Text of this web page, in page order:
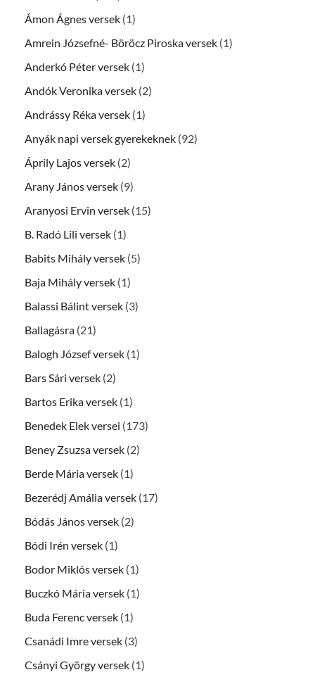
Ámon Ágnes versek (1)
Amrein Józsefné- Böröcz Piroska versek (1)
Anderkó Péter versek (1)
Andók Veronika versek (2)
Andrássy Réka versek (1)
Anyák napi versek gyerekeknek (92)
Áprily Lajos versek (2)
Arany János versek (9)
Aranyosi Ervin versek (15)
B. Radó Lili versek (1)
Babits Mihály versek (5)
Baja Mihály versek (1)
Balassi Bálint versek (3)
Ballagásra (21)
Balogh József versek (1)
Bars Sári versek (2)
Bartos Erika versek (1)
Benedek Elek versei (173)
Beney Zsuzsa versek (2)
Berde Mária versek (1)
Bezerédj Amália versek (17)
Bódás János versek (2)
Bódi Irén versek (1)
Bodor Miklós versek (1)
Buczkó Mária versek (1)
Buda Ferenc versek (1)
Csanádi Imre versek (3)
Csányi György versek (1)